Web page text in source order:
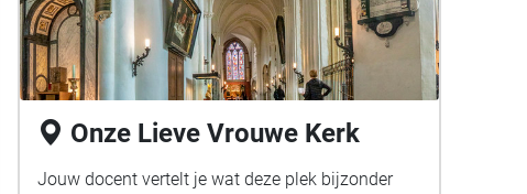
Onze Lieve Vrouwe Kerk
Jouw docent vertelt je wat deze plek bijzonder